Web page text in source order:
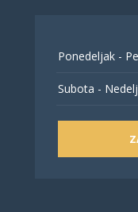
Ponedeljak -
Subota -